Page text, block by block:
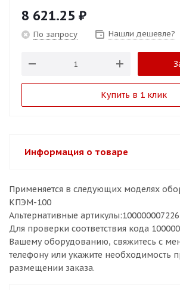
8 621.25 ₽
По запросу Нашли дешевле?
Купить в 1 клик
Информация о товаре
Применяется в следующих моделях
КПЭМ-100
Альтернативные артикулы:100000007226
Для проверки соответствия кода
Вашему оборудованию, свяжитесь с
телефону или укажите необходимость
размещении заказа.